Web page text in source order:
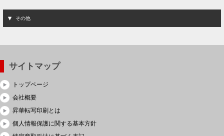
その他
サイトマップ
トップページ
会社概要
昇華転写印刷とは
個人情報保護に関する基本方針